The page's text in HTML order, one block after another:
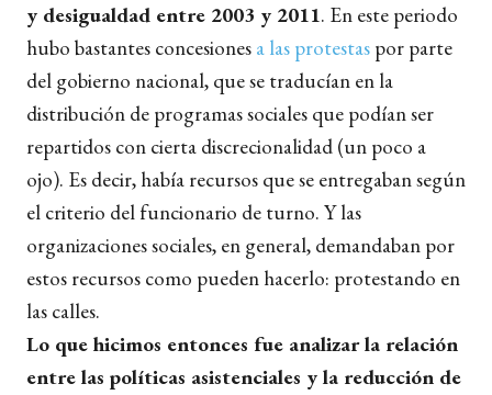
y desigualdad entre 2003 y 2011. En este periodo
hubo bastantes concesiones a las protestas por parte
del gobierno nacional, que se traducían en la
distribución de programas sociales que podían ser
repartidos con cierta discrecionalidad (un poco a
ojo). Es decir, había recursos que se entregaban según
el criterio del funcionario de turno. Y las
organizaciones sociales, en general, demandaban por
estos recursos como pueden hacerlo: protestando en
las calles.
Lo que hicimos entonces fue analizar la relación
entre las políticas asistenciales y la reducción de